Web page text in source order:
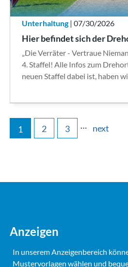
Unterhaltung| 07/30/2026
Hier befindet sich der
„Die Verräter - Vertraue
4. Staffel! Alle Infos zum
neuen Staffel dabei ist, haben
1 2 3 … next
Anzeigen
In unserem Anzeigenbereich
Mustervorlagen wählen und